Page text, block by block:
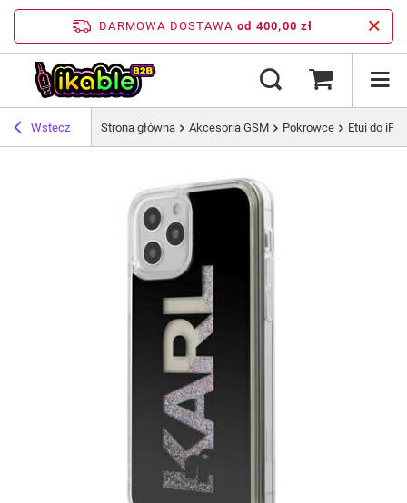
DARMOWA DOSTAWA od 400,00 zł
Wstecz Strona główna Akcesoria GSM Pokrowce Etui do